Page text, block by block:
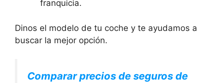
franquicia.
Dinos el modelo de tu coche y te ayudamos a
buscar la mejor opción.
Comparar precios de seguros de